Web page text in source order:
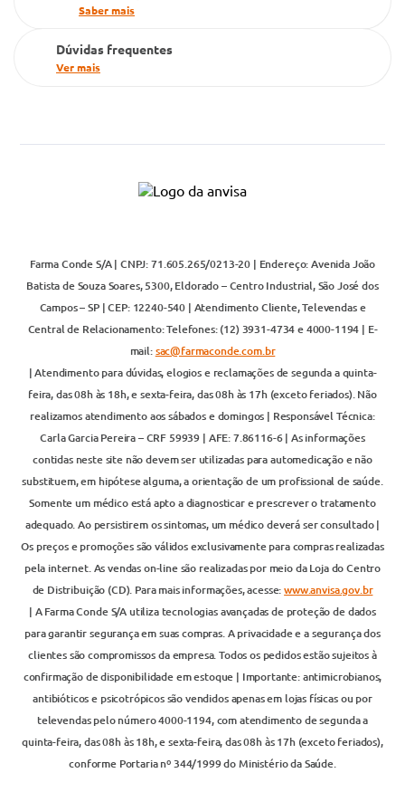
Saber mais
Dúvidas frequentes
Ver mais
Farma Conde S/A | CNPJ: 71.605.265/0213-20 | Endereço: Avenida João
Batista de Souza Soares, 5300, Eldorado – Centro Industrial, São José dos
Campos – SP | CEP: 12240-540 | Atendimento Cliente, Televendas e
Central de Relacionamento: Telefones: (12) 3931-4734 e 4000-1194 | E-
mail:sac@farmaconde.com.br
| Atendimento para dúvidas, elogios e reclamações de segunda a quinta-
feira, das 08h às 18h, e sexta-feira, das 08h às 17h (exceto feriados). Não
realizamos atendimento aos sábados e domingos | Responsável Técnica:
Carla Garcia Pereira – CRF 59939 | AFE: 7.86116-6 | As informações
contidas neste site não devem ser utilizadas para automedicação e não
substituem, em hipótese alguma, a orientação de um profissional de saúde.
Somente um médico está apto a diagnosticar e prescrever o tratamento
adequado. Ao persistirem os sintomas, um médico deverá ser consultado |
Os preços e promoções são válidos exclusivamente para compras realizadas
pela internet. As vendas on-line são realizadas por meio da Loja do Centro
de Distribuição (CD). Para mais informações, acesse:www.anvisa.gov.br
| A Farma Conde S/A utiliza tecnologias avançadas de proteção de dados
para garantir segurança em suas compras. A privacidade e a segurança dos
clientes são compromissos da empresa. Todos os pedidos estão sujeitos à
confirmação de disponibilidade em estoque | Importante: antimicrobianos,
antibióticos e psicotrópicos são vendidos apenas em lojas físicas ou por
televendas pelo número 4000-1194, com atendimento de segunda a
quinta-feira, das 08h às 18h, e sexta-feira, das 08h às 17h (exceto feriados),
conforme Portaria nº 344/1999 do Ministério da Saúde.